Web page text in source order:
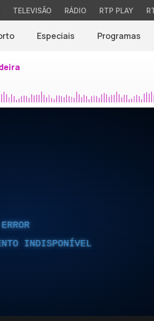
TELEVISÃO RÁDIO RTP PLAY
Especiais Programas
INDISPONÍVEL